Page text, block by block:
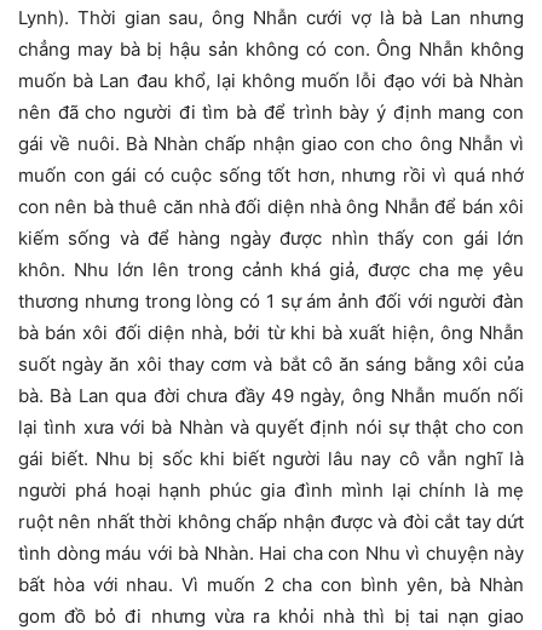
Lynh). Thời gian sau, ông Nhẫn cưới vợ là bà Lan nhưng
chẳng may bà bị hậu sản không có con. Ông Nhẫn không
muốn bà Lan đau khổ, lại không muốn lỗi đạo với bà Nhàn
nên đã cho người đi tìm bà để trình bày ý định mang con
gái về nuôi. Bà Nhàn chấp nhận giao con cho ông Nhẫn vì
muốn con gái có cuộc sống tốt hơn, nhưng rồi vì quá nhớ
con nên bà thuê căn nhà đối diện nhà ông Nhẫn để bán xôi
kiếm sống và để hàng ngày được nhìn thấy con gái lớn
khôn. Nhu lớn lên trong cảnh khá giả, được cha mẹ yêu
thương nhưng trong lòng có 1 sự ám ảnh đối với người đàn
bà bán xôi đối diện nhà, bởi từ khi bà xuất hiện, ông Nhẫn
suốt ngày ăn xôi thay cơm và bắt cô ăn sáng bằng xôi của
bà. Bà Lan qua đời chưa đầy 49 ngày, ông Nhẫn muốn nối
lại tình xưa với bà Nhàn và quyết định nói sự thật cho con
gái biết. Nhu bị sốc khi biết người lâu nay cô vẫn nghĩ là
người phá hoại hạnh phúc gia đình mình lại chính là mẹ
ruột nên nhất thời không chấp nhận được và đòi cắt tay dứt
tình dòng máu với bà Nhàn. Hai cha con Nhu vì chuyện này
bất hòa với nhau. Vì muốn 2 cha con bình yên, bà Nhàn
gom đồ bỏ đi nhưng vừa ra khỏi nhà thì bị tai nạn giao